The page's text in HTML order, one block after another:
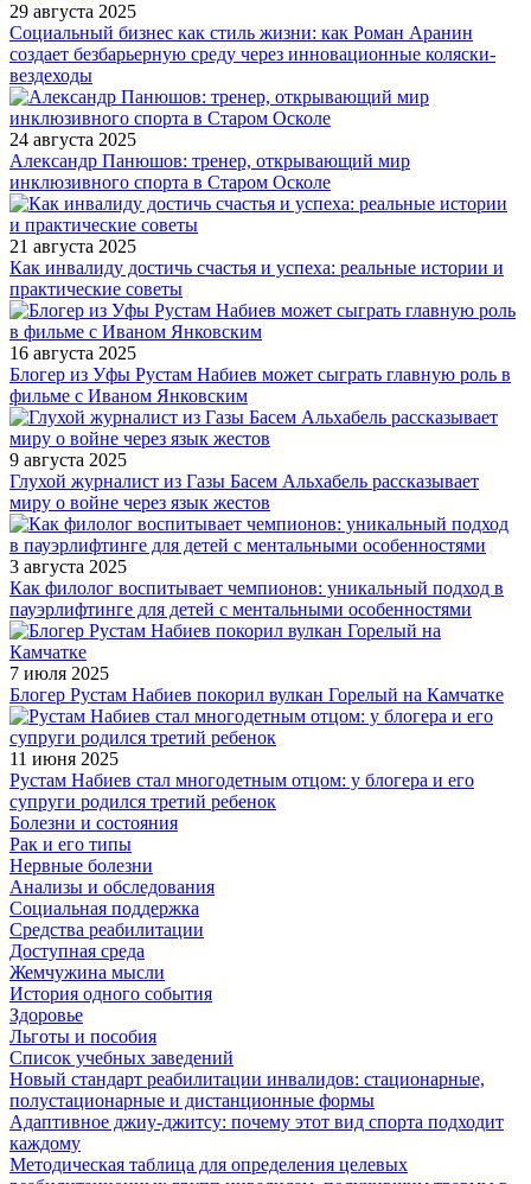
29 августа 2025
Социальный бизнес как стиль жизни: как Роман Аранин
создает безбарьерную среду через инновационные коляски-
вездеходы
24 августа 2025
Александр Панюшов: тренер, открывающий мир
инклюзивного спорта в Старом Осколе
21 августа 2025
Как инвалиду достичь счастья и успеха: реальные истории и
практические советы
16 августа 2025
Блогер из Уфы Рустам Набиев может сыграть главную роль в
фильме с Иваном Янковским
9 августа 2025
Глухой журналист из Газы Басем Альхабель рассказывает
миру о войне через язык жестов
3 августа 2025
Как филолог воспитывает чемпионов: уникальный подход в
пауэрлифтинге для детей с ментальными особенностями
7 июля 2025
Блогер Рустам Набиев покорил вулкан Горелый на Камчатке
11 июня 2025
Рустам Набиев стал многодетным отцом: у блогера и его
супруги родился третий ребенок
Болезни и состояния
Рак и его типы
Нервные болезни
Анализы и обследования
Социальная поддержка
Средства реабилитации
Доступная среда
Жемчужина мысли
История одного события
Здоровье
Льготы и пособия
Список учебных заведений
Новый стандарт реабилитации инвалидов: стационарные,
полустационарные и дистанционные формы
Адаптивное джиу-джитсу: почему этот вид спорта подходит
каждому
Методическая таблица для определения целевых